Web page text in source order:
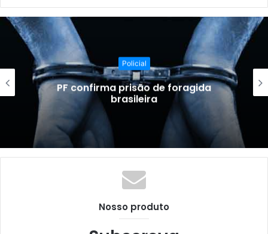
de foragida
FICCO/PB
Nosso produto